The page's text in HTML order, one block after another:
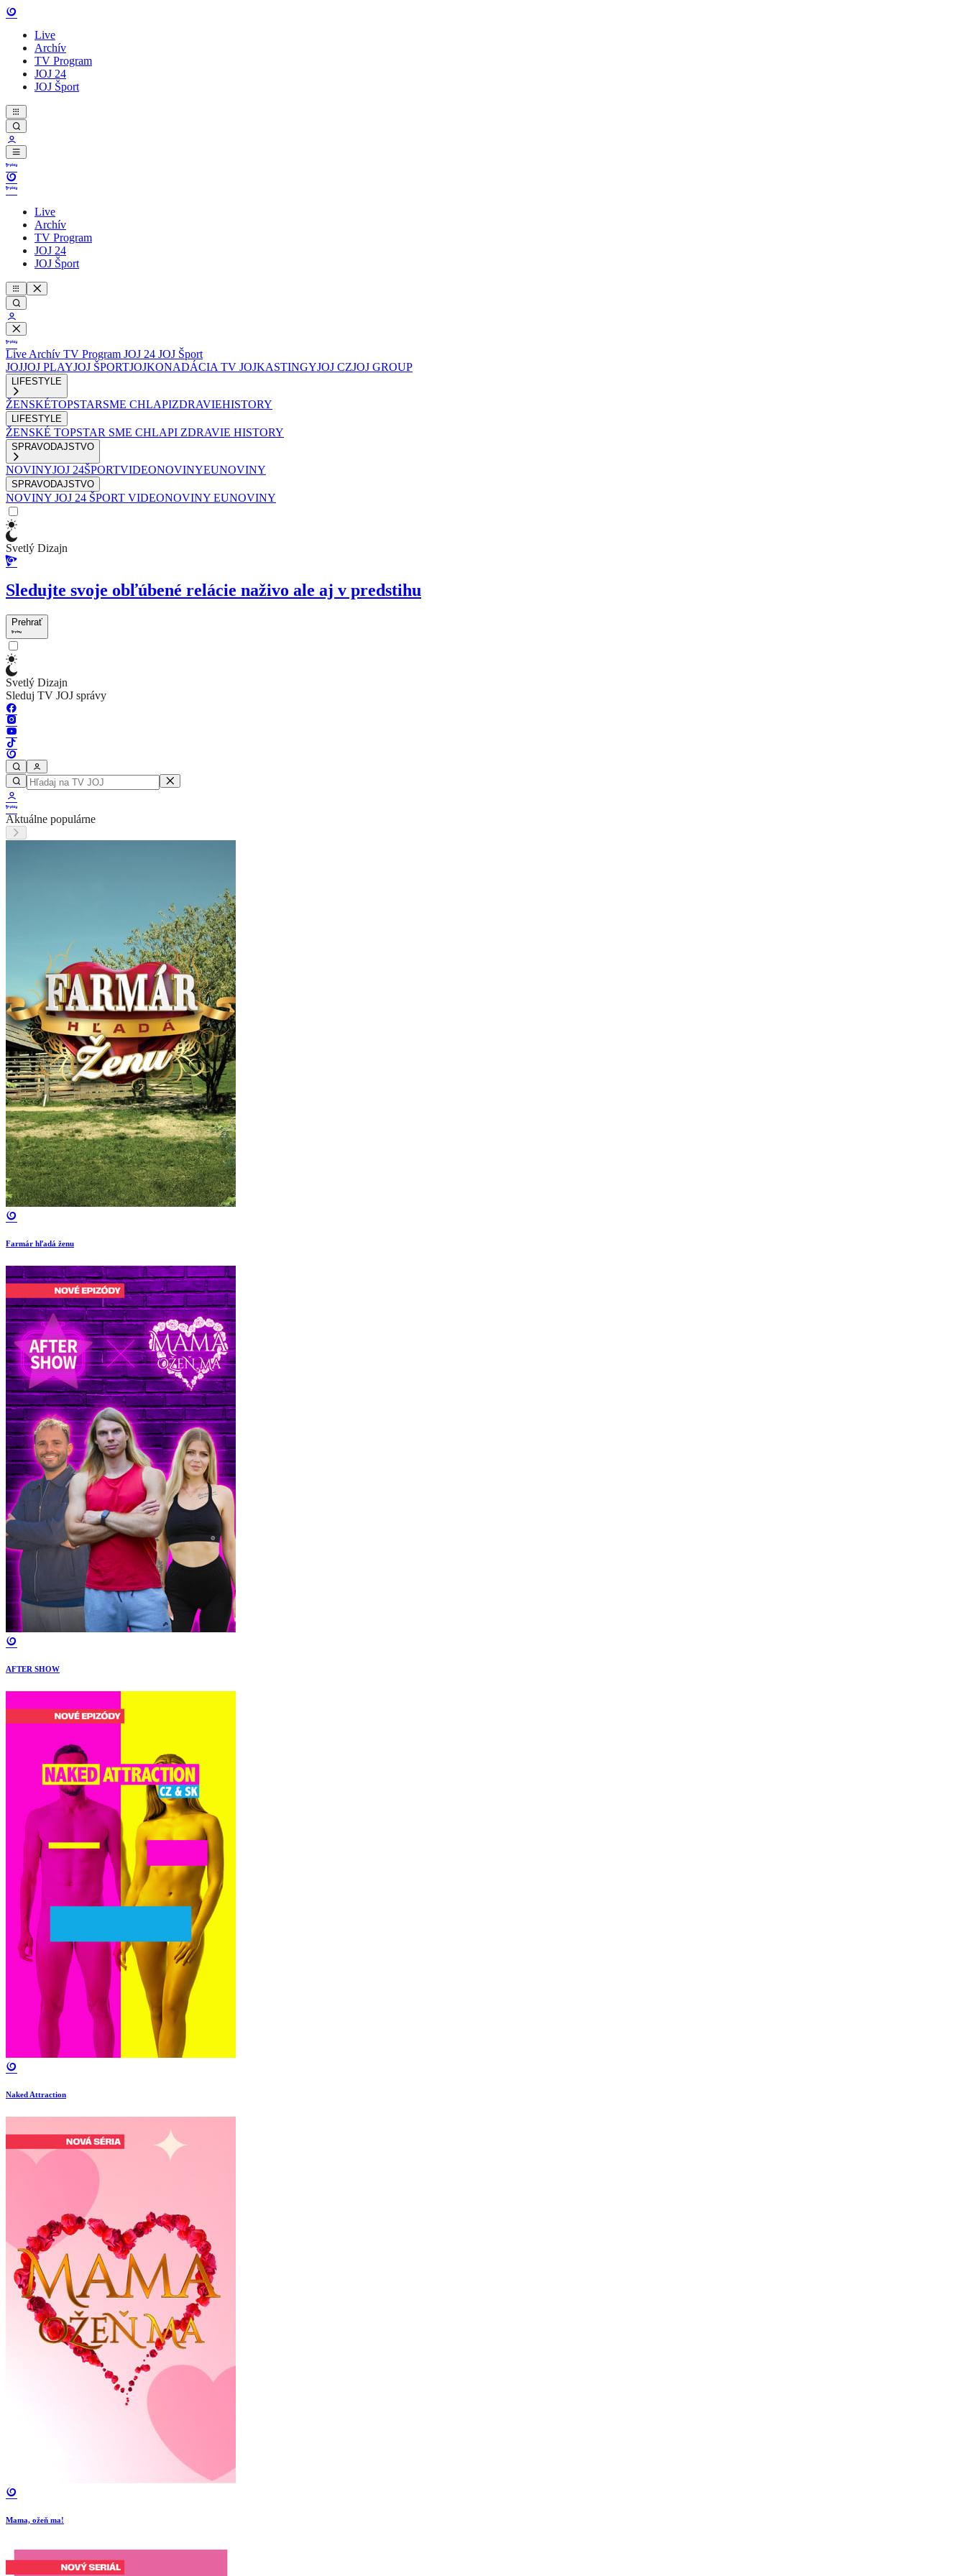
Live
Archív
TV Program
JOJ 24
JOJ Šport
Live
Archív
TV Program
JOJ 24
JOJ Šport
Live Archív TV Program JOJ 24 JOJ Šport
JOJJOJ PLAYJOJ ŠPORTJOJKONADÁCIA TV JOJKASTINGYJOJ CZJOJ GROUP
LIFESTYLE
ŽENSKÉTOPSTARSME CHLAPIZDRAVIEHISTORY
LIFESTYLE
ŽENSKÉ TOPSTAR SME CHLAPI ZDRAVIE HISTORY
SPRAVODAJSTVO
NOVINYJOJ 24ŠPORTVIDEONOVINYEUNOVINY
SPRAVODAJSTVO
NOVINY JOJ 24 ŠPORT VIDEONOVINY EUNOVINY
Svetlý Dizajn
Sledujte svoje obľúbené relácie naživo ale aj v predstihu
Prehrať
Svetlý Dizajn
Sleduj TV JOJ správy
Aktuálne populárne
Farmár hľadá ženu
AFTER SHOW
Naked Attraction
Mama, ožeň ma!